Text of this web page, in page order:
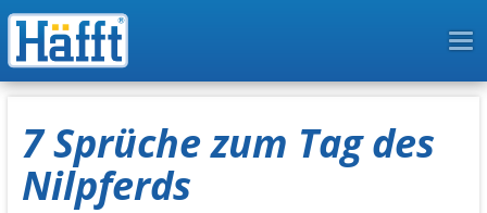
7 Sprüche zum Tag des
Nilpferds